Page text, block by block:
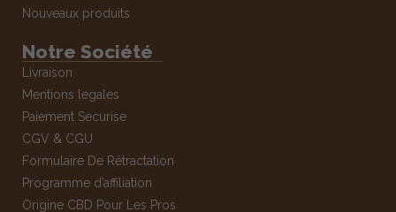
Nouveaux produits
Notre Société
Livraison
Mentions legales
Paiement Securise
CGV & CGU
Formulaire De Rétractation
Programme d’affiliation
Origine CBD Pour Les Pros